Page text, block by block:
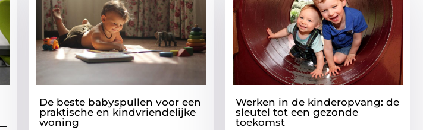
De beste babyspullen voor een
praktische en kindvriendelijke
woning
Werken in de kinderopvang: de
sleutel tot een gezonde
toekomst